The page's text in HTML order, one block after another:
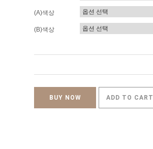
(A)색상
(B)색상
BUY NOW ADD TO CART